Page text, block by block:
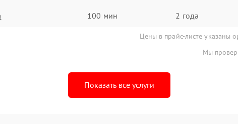
100 мин 2 года
Цены в прайс-листе указаны
Мы
Показать все услуги